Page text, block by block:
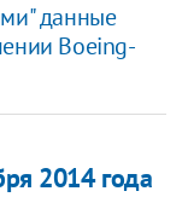
данные
Boeing-
2014 года